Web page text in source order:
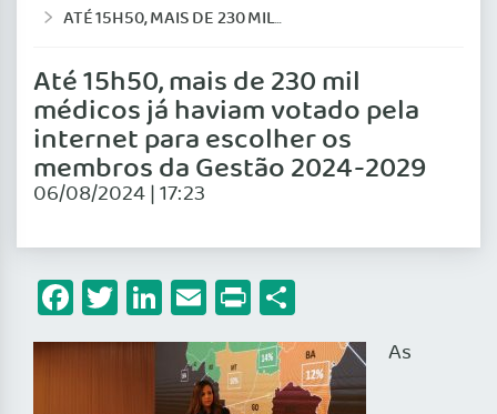
ATÉ 15H50, MAIS DE 230 MIL MÉDICOS JÁ HAVIAM VOTADO PELA INTERNET PARA ESCOLHER OS MEMBROS DA GESTÃO 2024-2029
Até 15h50, mais de 230 mil
médicos já haviam votado pela
internet para escolher os
membros da Gestão 2024-2029
06/08/2024 | 17:23
Facebook
Twitter
LinkedIn
Email
Print
As